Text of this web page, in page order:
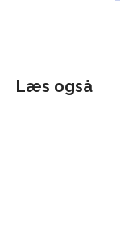
Læs også